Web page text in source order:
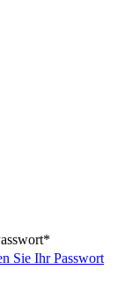
Sie Ihr Passwort